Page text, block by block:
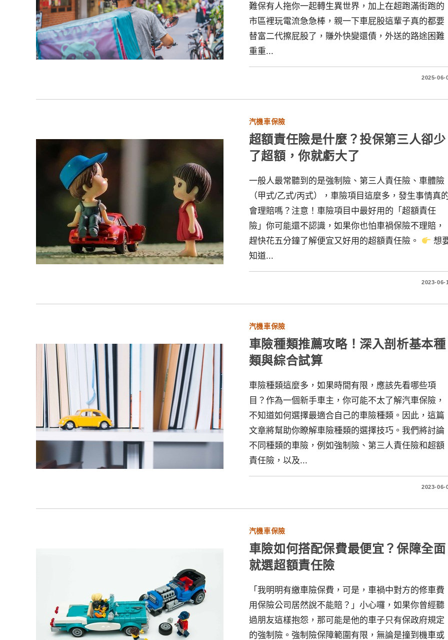
難保有人拖你一起轉生異世界，加上在超跑滿街跑的
市區裡玩電流急急棒，親一下車屁股這輩子真的都要
替富二代擦屁股了，賺外快變還債，外送的路途困難
重重...
2025-06-
汽機車保險
超額責任險是什麼？投保第三人卻少
了超額，你就虧大了
一般人最常聽到的是強制險、第三人責任險、車體險
（甲式/乙式/丙式），車險項目這麼多，發生事情真
會理賠嗎？注意！車險項目中最好用的「超額責任
險」你可能還不認識，如果你也怕車禍保險不理賠，
趕快花五分鐘了解便宜又好用的超額責任險。
想
知道...
2023-06-
汽機車保險
車險種類推薦攻略！深入剖析基本種
類與綜合試算
車險種類這麼多，如果時間有限，應該先看哪些項
目？作為一個新手車主，你可能不太了解汽車保險，
不知道如何選擇最適合自己的車險種類。因此，這篇
文章將幫助你瞭解車險種類的選擇技巧。我們將討論
不同種類的車險，例如強制險、第三人責任險和超額
責任險，以及...
2023-06-
汽機車保險
車險如何搭配保費最便宜？保障全面
就選超額責任險
「我明明有繳車險保費，可是，車禍中對方的修車費
用保險公司居然說不能賠？」小心囉，如果你曾經聽
過朋友這樣抱怨，那可能是他的車子只有保政府規定
的強制險。強制險保障範圍有限，無論是撞到機車或